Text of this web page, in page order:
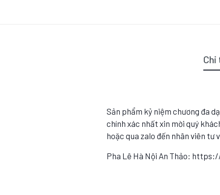
Sản phẩm kỷ niệm chương đa
chính xác nhất xin mời quý
hoặc qua zalo đến nhân viên tư
Pha Lê Hà Nội An Thảo: